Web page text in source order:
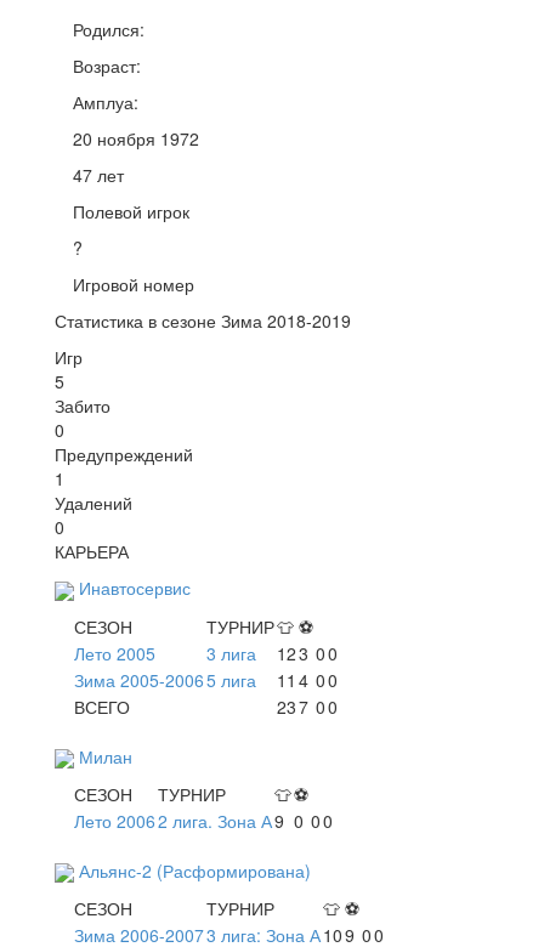
Родился:
Возраст:
Амплуа:
20 ноября 1972
47 лет
Полевой игрок
?
Игровой номер
Статистика в сезоне Зима 2018-2019
Игр
5
Забито
0
Предупреждений
1
Удалений
0
КАРЬЕРА
Инавтосервис
СЕЗОН
ТУРНИР👕 ⚽
Лето 2005
3 лига 123 00
Зима 2005-20065 лига 11 4 00
ВСЕГО
237 00
Милан
СЕЗОН
ТУРНИР 👕⚽
Лето 20062 лига. Зона А9 0 00
Альянс-2 (Расформирована)
СЕЗОН
ТУРНИР 👕 ⚽
Зима 2006-20073 лига: Зона А109 00